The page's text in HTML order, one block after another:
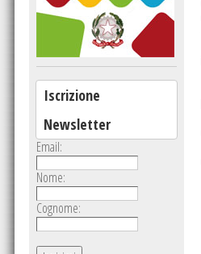
Iscrizione
Newsletter
Email:
Nome:
Cognome: